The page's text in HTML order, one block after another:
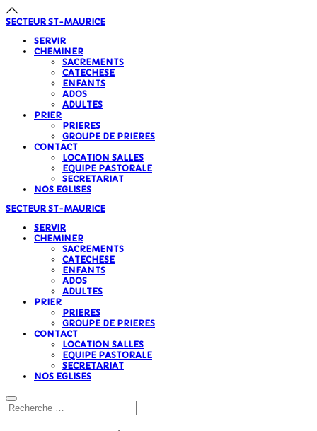
SECTEUR ST-MAURICE
SERVIR
CHEMINER
SACREMENTS
CATECHESE
ENFANTS
ADOS
ADULTES
PRIER
PRIERES
GROUPE DE PRIERES
CONTACT
LOCATION SALLES
EQUIPE PASTORALE
SECRETARIAT
NOS EGLISES
SECTEUR ST-MAURICE
SERVIR
CHEMINER
SACREMENTS
CATECHESE
ENFANTS
ADOS
ADULTES
PRIER
PRIERES
GROUPE DE PRIERES
CONTACT
LOCATION SALLES
EQUIPE PASTORALE
SECRETARIAT
NOS EGLISES